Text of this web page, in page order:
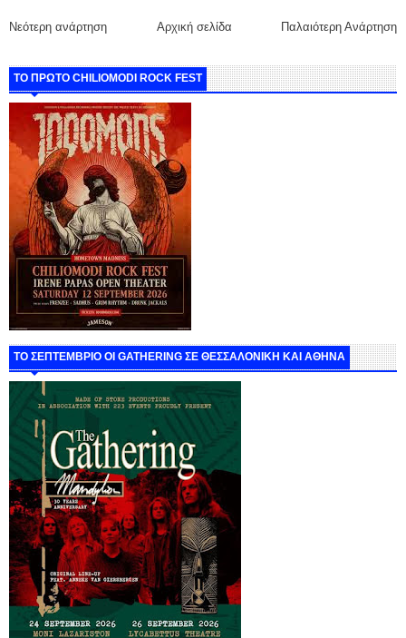
Νεότερη ανάρτηση Παλαιότερη Ανάρτηση
Αρχική σελίδα
ΤΟ ΠΡΩΤΟ CHILIOMODI ROCK FEST
ΤΟ ΣΕΠΤΕΜΒΡΙΟ ΟΙ GATHERING ΣΕ ΘΕΣΣΑΛΟΝΙΚΗ ΚΑΙ ΑΘΗΝΑ